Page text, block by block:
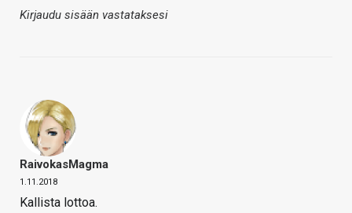
Kirjaudu sisään vastataksesi
RaivokasMagma
1.11.2018
Kallista lottoa.